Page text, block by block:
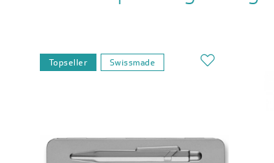
Topseller Swissmade